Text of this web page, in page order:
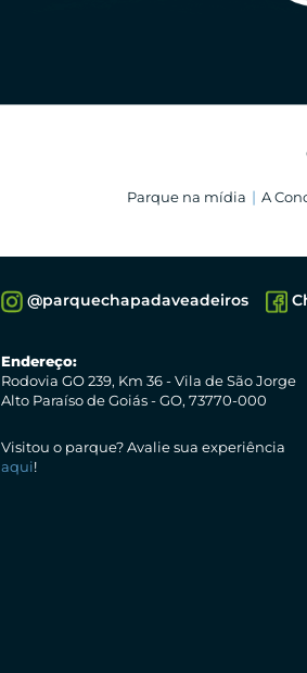
Parque na mídia A
@parquechapadaveadeiros
Endereço:
Rodovia GO 239, Km 36 - Vila de São Jorge
Alto Paraíso de Goiás - GO, 73770-000
Visitou o parque? Avalie sua experiência
aqui!